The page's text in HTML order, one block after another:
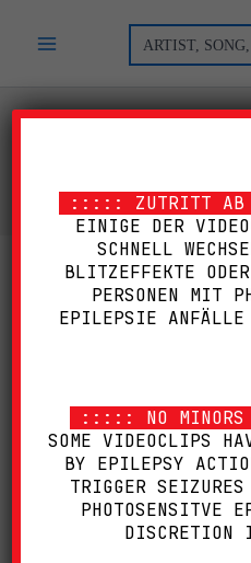
Inhalt
ARTIST
JAHR
GENRE
::::: ZUTRITT
EINIGE DER
SCHNELL
BLITZEFFEKTE
PERSONEN MIT
EPILEPSIE ANFÄLLE
::::: NO
SOME VIDEOCLIPS
BY EPILEPSY
TRIGGER
PHOTOSENSITVE
DISCRETION